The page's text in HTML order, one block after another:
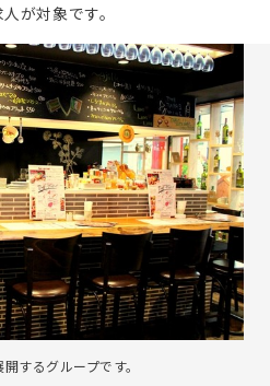
が対象です。
するグループです。